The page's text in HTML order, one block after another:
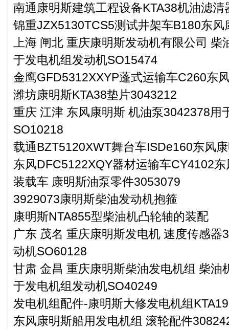
南通康明斯建筑工程设备KTA38机油滤清
锦重JZX5130TCS5测试井架车B180东风
上海 闸北 重庆康明斯发动机有限公司
于发电机组发动机SO15474
金鹰GFD5312XXYP蓬式运输车C260东
潍坊康明斯KTA38垫片3043212
重庆 江津 东风康明斯 机油泵3042378用
SO10218
载通BZT5120XWT舞台车ISDe160东风
东风DFC5122XQY器材运输车CY4102
装载车 康明斯油泵零件3053079
3929073康明斯柴油发动机抱箍
康明斯NTA855型柴油机凸轮轴的装配
广东 茂名 重庆康明斯发电机 速度传感器
动机SO60128
甘肃 金昌 重庆康明斯柴油发电机组 柴油
于发电机组发动机SO40249
发电机组配件-康明斯大修发电机组
东风康明斯船用发电机组 滚轮配件